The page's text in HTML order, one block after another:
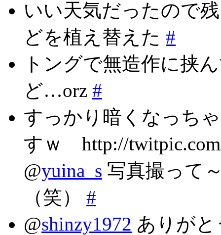
いい天気だったので
どを植え替えた #
トングで無造作に挟
ど…orz #
すっかり暗くなっち
すｗ http://
@yuina_s 写真撮って
（笑） #
@shinzy1972 ありが